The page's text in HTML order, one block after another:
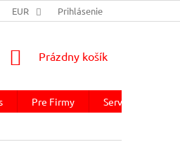
EUR Prihlásenie
NÁKUPNÝ
Prázdny košík
Pre Firmy
Servis kávovaru